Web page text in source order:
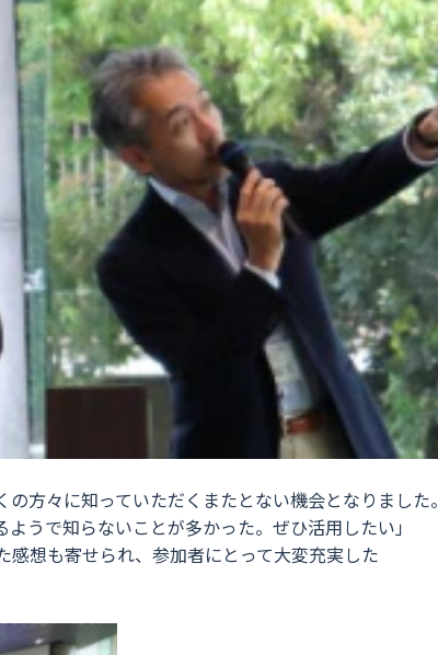
方々に知っていただくまたとない機会となりました。
うで知らないことが多かった。ぜひ活用したい」
感想も寄せられ、参加者にとって大変充実した